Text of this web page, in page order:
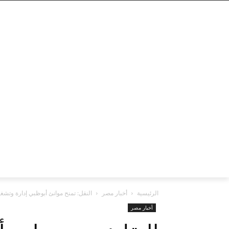
الرئيسية أخبار مصر النقل: تمنح موانئ أبوظبي إدارة
أخبار مصر